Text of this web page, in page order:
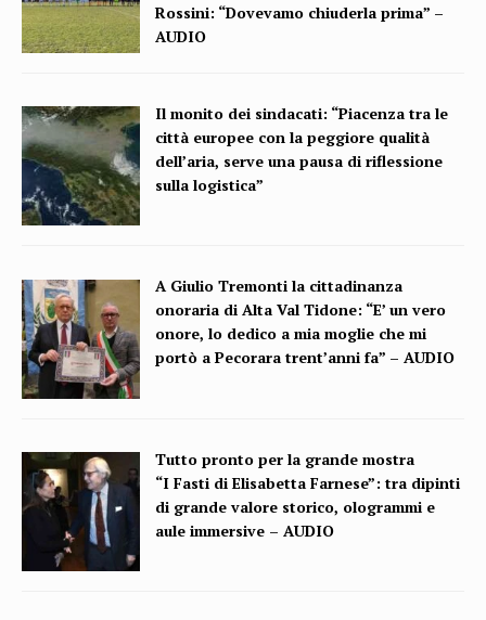
Rossini: “Dovevamo chiuderla prima” –
AUDIO
Il monito dei sindacati: “Piacenza tra le
città europee con la peggiore qualità
dell’aria, serve una pausa di riflessione
sulla logistica”
A Giulio Tremonti la cittadinanza
onoraria di Alta Val Tidone: “E’ un vero
onore, lo dedico a mia moglie che mi
portò a Pecorara trent’anni fa” – AUDIO
Tutto pronto per la grande mostra
“I Fasti di Elisabetta Farnese”: tra dipinti
di grande valore storico, ologrammi e
aule immersive – AUDIO